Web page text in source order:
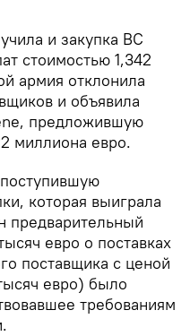
и закупка ВС
стоимостью 1,342
армия отклонила
и объявила
предложившую
миллиона евро.
которая выиграла
предварительный
евро о поставках
поставщика с ценой
евро) было
требованиям